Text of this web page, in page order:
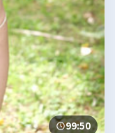
99:50